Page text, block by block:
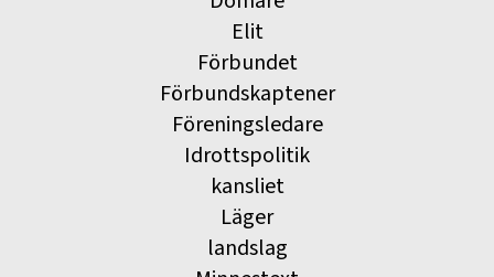
Elit
Förbundet
Förbundskaptener
Föreningsledare
Idrottspolitik
kansliet
Läger
landslag